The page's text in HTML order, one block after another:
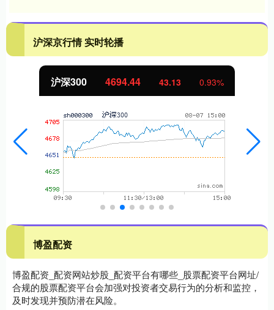
沪深京行情 实时轮播
沪深300 4694.44 43.13 0.93%
博盈配资
博盈配资_配资网站炒股_配资平台有哪些_股票配资平台网址/
合规的股票配资平台会加强对投资者交易行为的分析和监控，
及时发现并预防潜在风险。